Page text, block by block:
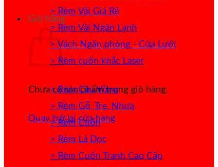
Giỏ hàng
Chưa có sản phẩm trong giỏ hàng.
Quay trở lại cửa hàng
> Rèm Vải Giá Rẻ
> Rèm Vải Ngăn Lạnh
> Vách Ngăn phòng - Cửa Lưới
> Rèm cuốn khắc Laser
> Rèm Cầu Vồng
> Rèm Gỗ, Tre, Nhựa
> Rèm Cuốn
> Rèm Lá Dọc
> Rèm Cuốn Tranh Cao Cấp